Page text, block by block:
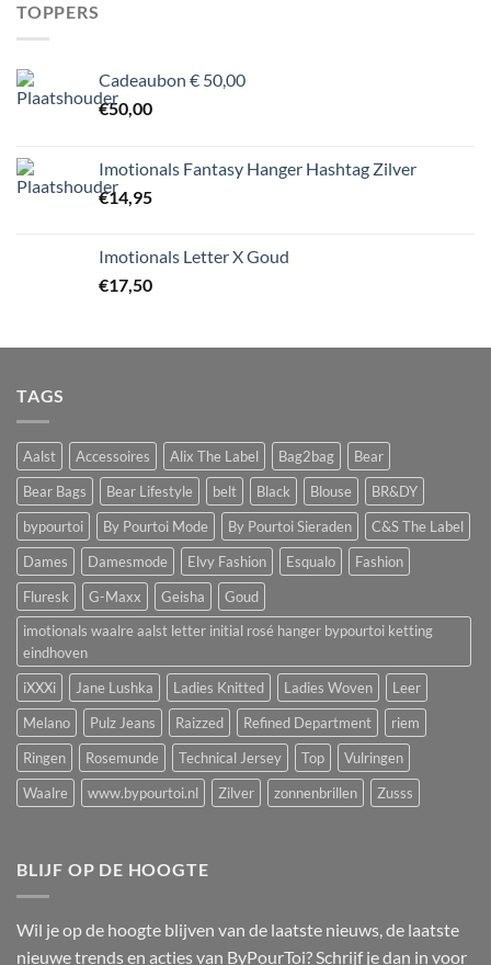
TOPPERS
Cadeaubon € 50,00
€50,00
Imotionals Fantasy Hanger Hashtag Zilver
€14,95
Imotionals Letter X Goud
€17,50
TAGS
Aalst Accessoires Alix The Label Bag2bag
Bear
Bear Bags
Bear Lifestyle belt Black Blouse
BR&DY
bypourtoi
By Pourtoi Mode By Pourtoi Sieraden
C&S The Label
Dames
Damesmode Elvy Fashion Esqualo
Fashion
Fluresk
G-Maxx Geisha
Goud
imotionals waalre aalst letter initial rosé hanger bypourtoi ketting
eindhoven
iXXXi
Jane Lushka Ladies Knitted Ladies Woven
Leer
Melano
Pulz Jeans Raizzed Refined Department
riem
Ringen
Rosemunde Technical Jersey Top
Vulringen
Waalre
www.bypourtoi.nl Zilver zonnenbrillen Zusss
BLIJF OP DE HOOGTE
Wil je op de hoogte blijven van de laatste nieuws, de laatste
nieuwe trends en acties van ByPourToi? Schrijf je dan in voor